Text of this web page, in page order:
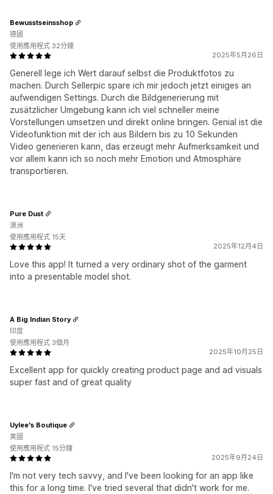
2025年5月26日
Generell lege ich Wert darauf selbst die Produktfotos zu
machen. Durch Sellerpic spare ich mir jedoch jetzt einiges an
aufwendigen Settings. Durch die Bildgenerierung mit
zusätzlicher Umgebung kann ich viel schneller meine
Vorstellungen umsetzen und direkt online bringen. Genial ist die
Videofunktion mit der ich aus Bildern bis zu 10 Sekunden
Video generieren kann, das erzeugt mehr Aufmerksamkeit und
vor allem kann ich so noch mehr Emotion und Atmosphäre
transportieren.
Bewusstseinsshop
德國
使用應用程式 32分鐘
2025年12月4日
Love this app! It turned a very ordinary shot of the garment
into a presentable model shot.
Pure Dust
澳洲
使用應用程式 15天
2025年10月25日
Excellent app for quickly creating product page and ad visuals
super fast and of great quality
A Big Indian Story
印度
使用應用程式 3個月
2025年9月24日
I'm not very tech savvy, and I've been looking for an app like
this for a long time. I've tried several that didn't work for me.
Uylee's Boutique
美國
使用應用程式 15分鐘